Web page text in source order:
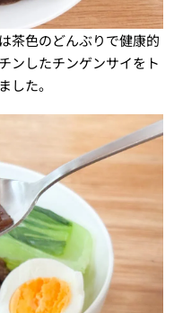
茶色のどんぶりで健康的
ンしたチンゲンサイをト
した。